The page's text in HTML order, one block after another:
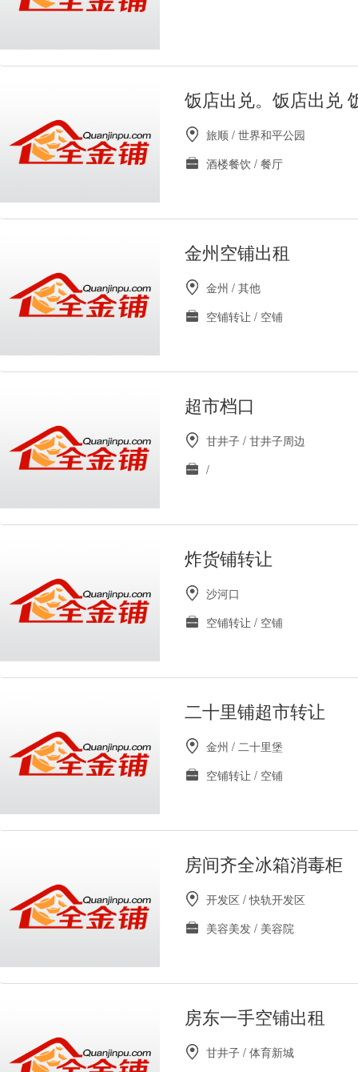
饭店出兑。饭店出兑
旅顺 / 世界和平公园
酒楼餐饮 / 餐厅
金州空铺出租
金州 / 其他
空铺转让 / 空铺
超市档口
甘井子 / 甘井子周边
/
炸货铺转让
沙河口
空铺转让 / 空铺
二十里铺超市转让
金州 / 二十里堡
空铺转让 / 空铺
房间齐全冰箱消毒柜
开发区 / 快轨开发区
美容美发 / 美容院
房东一手空铺出租
甘井子 / 体育新城